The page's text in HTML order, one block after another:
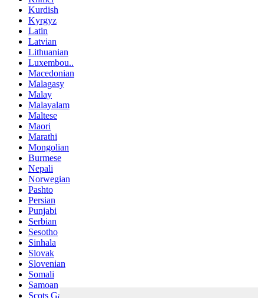
Kurdish
Kyrgyz
Latin
Latvian
Lithuanian
Luxembou..
Macedonian
Malagasy
Malay
Malayalam
Maltese
Maori
Marathi
Mongolian
Burmese
Nepali
Norwegian
Pashto
Persian
Punjabi
Serbian
Sesotho
Sinhala
Slovak
Slovenian
Somali
Samoan
Scots Gaelic